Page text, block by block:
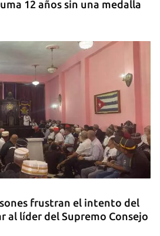
12 años sin una medalla
frustran el intento del
al líder del Supremo Consejo